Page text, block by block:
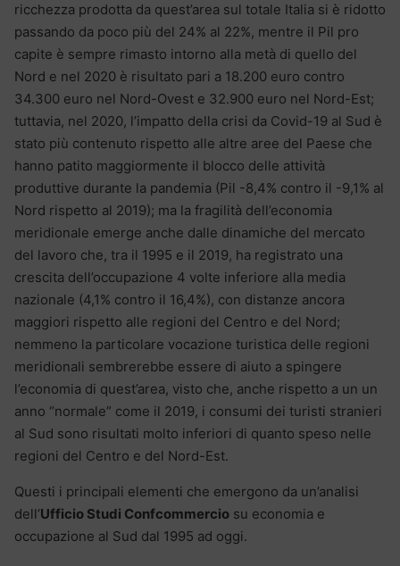
ricchezza prodotta da quest’area sul totale Italia si è ridotto
passando da poco più del 24% al 22%, mentre il Pil pro
capite è sempre rimasto intorno alla metà di quello del
Nord e nel 2020 è risultato pari a 18.200 euro contro
34.300 euro nel Nord-Ovest e 32.900 euro nel Nord-Est;
tuttavia, nel 2020, l’impatto della crisi da Covid-19 al Sud è
stato più contenuto rispetto alle altre aree del Paese che
hanno patito maggiormente il blocco delle attività
produttive durante la pandemia (Pil -8,4% contro il -9,1% al
Nord rispetto al 2019); ma la fragilità dell’economia
meridionale emerge anche dalle dinamiche del mercato
del lavoro che, tra il 1995 e il 2019, ha registrato una
crescita dell’occupazione 4 volte inferiore alla media
nazionale (4,1% contro il 16,4%), con distanze ancora
maggiori rispetto alle regioni del Centro e del Nord;
nemmeno la particolare vocazione turistica delle regioni
meridionali sembrerebbe essere di aiuto a spingere
l’economia di quest’area, visto che, anche rispetto a un un
anno “normale” come il 2019, i consumi dei turisti stranieri
al Sud sono risultati molto inferiori di quanto speso nelle
regioni del Centro e del Nord-Est.
Questi i principali elementi che emergono da un’analisi
dell’Ufficio Studi Confcommercio su economia e
occupazione al Sud dal 1995 ad oggi.